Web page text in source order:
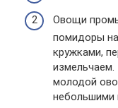
Овощи
помидоры
кружками,
молодой
небольшими